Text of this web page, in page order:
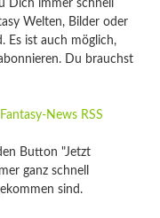
Dich immer schnell
Welten, Bilder oder
Es ist auch möglich,
Du brauchst
Fantasy-News RSS
Button "Jetzt
ganz schnell
sind.